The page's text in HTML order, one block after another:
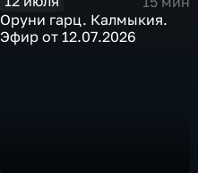
Оруни гарц. Калмыкия.
Эфир от 12.07.2026